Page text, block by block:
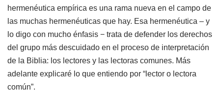
hermenéutica empírica es una rama nueva en el campo de
las muchas hermenéuticas que hay. Esa hermenéutica – y
lo digo con mucho énfasis − trata de defender los derechos
del grupo más descuidado en el proceso de interpretación
de la Biblia: los lectores y las lectoras comunes. Más
adelante explicaré lo que entiendo por “lector o lectora
común”.